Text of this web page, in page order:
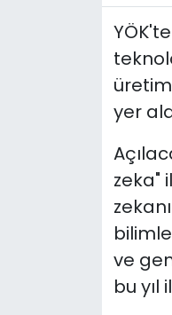
yer
zeka"
ve
bu yıl
Yaşam
YEREL POLİTİKA
YEREL